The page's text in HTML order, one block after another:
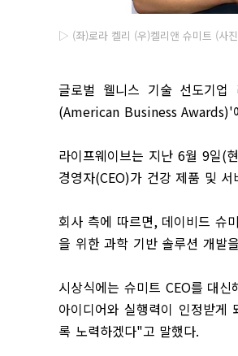
▷ (좌)로라 켈리 (우)켈리앤 슈미트 (사
글로벌 웰니스 기술 선도기업
(American Business Awards)'
라이프웨이브는 지난 6월 9일(
경영자(CEO)가 건강 제품 및 서
회사 측에 따르면, 데이비드 슈
을 위한 과학 기반 솔루션 개발
시상식에는 슈미트 CEO를 대신
아이디어와 실행력이 인정받게
록 노력하겠다"고 말했다.